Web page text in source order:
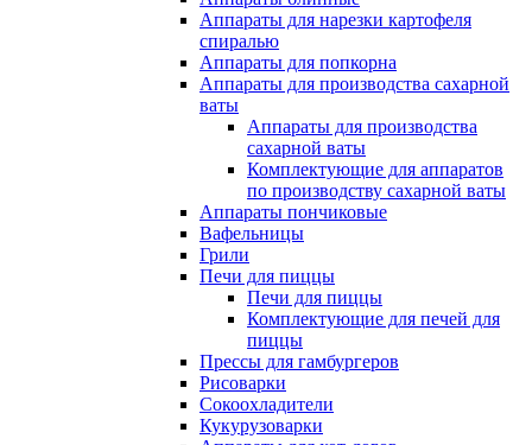
Аппараты для нарезки картофеля
спиралью
Аппараты для попкорна
Аппараты для производства сахарной
ваты
Аппараты для производства
сахарной ваты
Комплектующие для аппаратов
по производству сахарной ваты
Аппараты пончиковые
Вафельницы
Грили
Печи для пиццы
Печи для пиццы
Комплектующие для печей для
пиццы
Прессы для гамбургеров
Рисоварки
Сокоохладители
Кукурузоварки